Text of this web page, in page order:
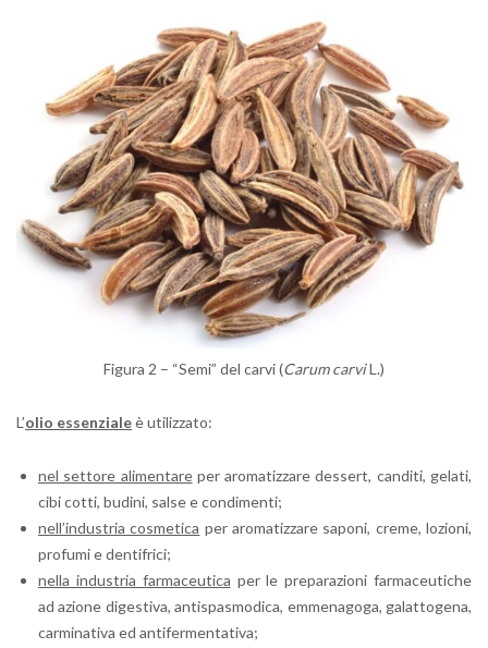
Fi­gu­ra 2 – “Semi” del carvi (Carum carviL.)
L’olio es­sen­zia­leè uti­liz­za­to:
nel set­to­re ali­men­ta­reper aro­ma­tiz­za­re des­sert, can­di­ti, ge­la­ti,
cibi cotti, bu­di­ni, salse e con­di­men­ti;
nel­l’in­du­stria co­sme­ti­ca per aro­ma­tiz­za­re sa­po­ni, creme, lo­zio­ni,
pro­fu­mi e den­ti­fri­ci;
nella in­du­stria far­ma­ceu­ti­ca per le pre­pa­ra­zio­ni far­ma­ceu­ti­che
ad azio­ne di­ge­sti­va, an­ti­spa­smo­di­ca, em­me­na­go­ga, ga­lat­to­ge­na,
car­mi­na­ti­va ed an­ti­fer­men­ta­ti­va;